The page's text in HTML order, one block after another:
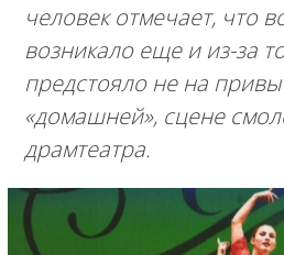
человек отмечает, что
возникало еще и из-за
предстояло не на
«домашней», сцене
драмтеатра.